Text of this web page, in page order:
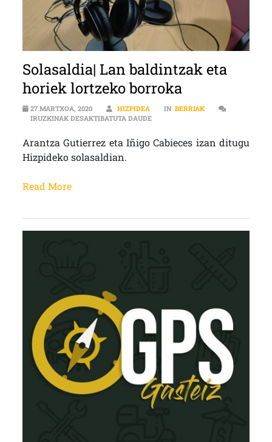
Solasaldia| Lan baldintzak eta
horiek lortzeko borroka
27 MARTXOA, 2020 HIZPIDEA IN BERRIAK
IRUZKINAK DESAKTIBATUTA DAUDESOLASALDIA| LAN BALDINTZAK
Arantza Gutierrez eta Iñigo Cabieces izan ditugu
Hizpideko solasaldian.
Read More